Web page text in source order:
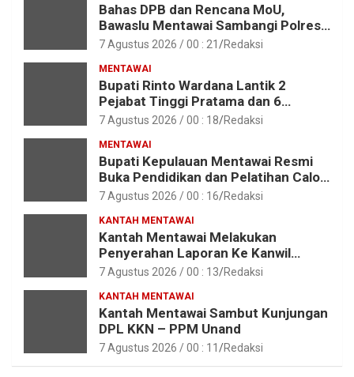
Bahas DPB dan Rencana MoU,
Bawaslu Mentawai Sambangi Polres
Mentawai
7 Agustus 2026 / 00 : 21 Redaksi
MENTAWAI
Bupati Rinto Wardana Lantik 2
Pejabat Tinggi Pratama dan 6
Pejabat Fungsional di Lingkungan
7 Agustus 2026 / 00 : 18 Redaksi
MENTAWAI
Bupati Kepulauan Mentawai Resmi
Buka Pendidikan dan Pelatihan Calon
Paskibraka Tahun 2026
7 Agustus 2026 / 00 : 16 Redaksi
KANTAH MENTAWAI
Kantah Mentawai Melakukan
Penyerahan Laporan Ke Kanwil
Kemen ATR/BPN RI Sumbar
7 Agustus 2026 / 00 : 13 Redaksi
KANTAH MENTAWAI
Kantah Mentawai Sambut Kunjungan
DPL KKN – PPM Unand
7 Agustus 2026 / 00 : 11 Redaksi